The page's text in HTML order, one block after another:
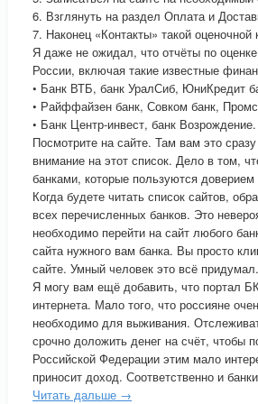
6. Взглянуть на раздел Оплата и
7. Наконец «Контакты» такой оценочной
Я даже не ожидал, что отчёты по
России, включая такие известные
• Банк ВТБ, банк УралСиб, ЮниКредит
• Райффайзен банк, Совком банк,
• Банк Центр-инвест, банк Возрождение.
Посмотрите на сайте. Там вам это
внимание на этот список. Дело в том,
банками, которые пользуются
Когда будете читать список сайтов,
всех перечисленных банков. Это
необходимо перейти на сайт любого
сайта нужного вам банка. Вы просто
сайте. Умный человек это всё придумал.
Я могу вам ещё добавить, что портал
интернета. Мало того, что россияне
необходимо для выживания.
срочно доложить денег на счёт, чтобы
Российской Федерации этим мало
приносит доход. Соответственно и
Читать дальше →